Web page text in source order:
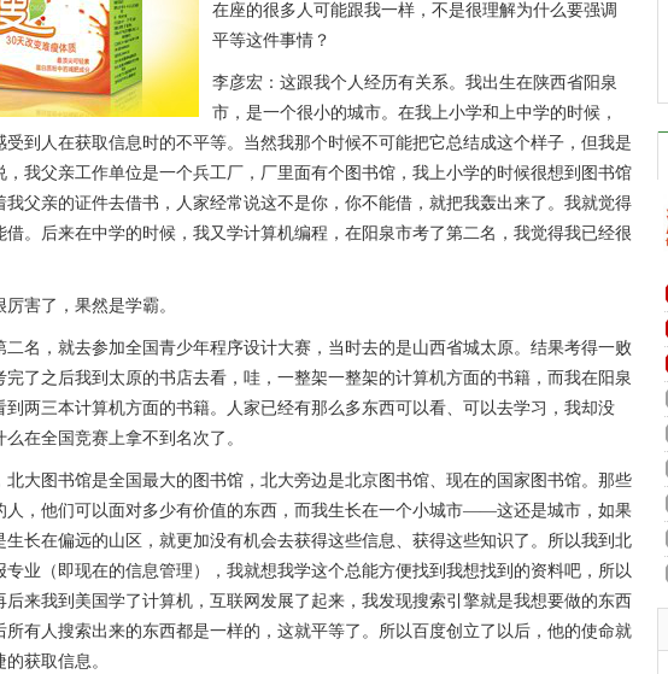
在座的很多人可能跟我一样，不是很理解为什么要强调
平等这件事情？
李彦宏：这跟我个人经历有关系。我出生在陕西省阳泉
市，是一个很小的城市。在我上小学和上中学的时候，
受到人在获取信息时的不平等。当然我那个时候不可能把它总结成这个样子，但我是
，我父亲工作单位是一个兵工厂，厂里面有个图书馆，我上小学的时候很想到图书馆
我父亲的证件去借书，人家经常说这不是你，你不能借，就把我轰出来了。我就觉得
借。后来在中学的时候，我又学计算机编程，在阳泉市考了第二名，我觉得我已经很
害了，果然是学霸。
二名，就去参加全国青少年程序设计大赛，当时去的是山西省城太原。结果考得一败
完了之后我到太原的书店去看，哇，一整架一整架的计算机方面的书籍，而我在阳泉
到两三本计算机方面的书籍。人家已经有那么多东西可以看、可以去学习，我却没
在全国竞赛上拿不到名次了。
北大图书馆是全国最大的图书馆，北大旁边是北京图书馆、现在的国家图书馆。那些
人，他们可以面对多少有价值的东西，而我生长在一个小城市——这还是城市，如果
生长在偏远的山区，就更加没有机会去获得这些信息、获得这些知识了。所以我到北
专业（即现在的信息管理），我就想我学这个总能方便找到我想找到的资料吧，所以
后来我到美国学了计算机，互联网发展了起来，我发现搜索引擎就是我想要做的东西
所有人搜索出来的东西都是一样的，这就平等了。所以百度创立了以后，他的使命就
获取信息。